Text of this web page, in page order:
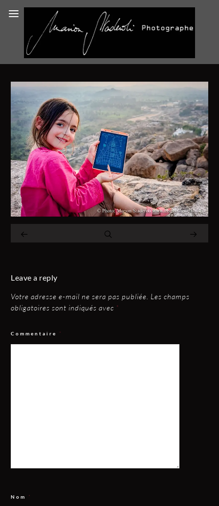
Leave a reply
Votre adresse e-mail ne sera pas publiée. Les champs
obligatoires sont indiqués avec *
Commentaire *
Nom *